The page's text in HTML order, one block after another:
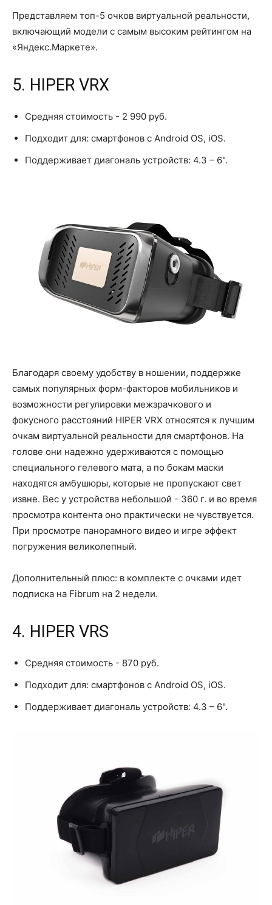
Представляем топ-5 очков виртуальной реальности,
включающий модели с самым высоким рейтингом на
«Яндекс.Маркете».
5. HIPER VRX
Средняя стоимость - 2 990 руб.
Подходит для: смартфонов с Android OS, iOS.
Поддерживает диагональ устройств: 4.3 – 6".
Благодаря своему удобству в ношении, поддержке
самых популярных форм-факторов мобильников и
возможности регулировки межзрачкового и
фокусного расстояний HIPER VRX относятся к лучшим
очкам виртуальной реальности для смартфонов. На
голове они надежно удерживаются с помощью
специального гелевого мата, а по бокам маски
находятся амбушюры, которые не пропускают свет
извне. Вес у устройства небольшой - 360 г. и во время
просмотра контента оно практически не чувствуется.
При просмотре панорамного видео и игре эффект
погружения великолепный.
Дополнительный плюс: в комплекте с очками идет
подписка на Fibrum на 2 недели.
4. HIPER VRS
Средняя стоимость - 870 руб.
Подходит для: смартфонов с Android OS, iOS.
Поддерживает диагональ устройств: 4.3 – 6".